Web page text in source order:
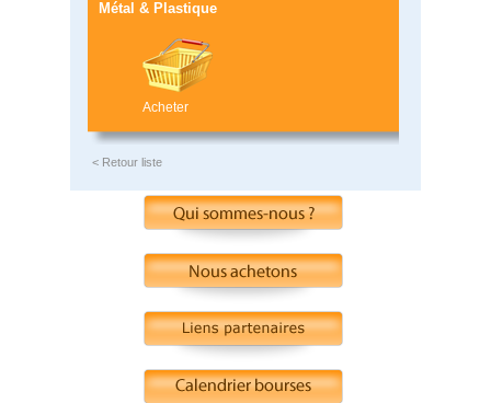
Métal & Plastique
Acheter
< Retour liste